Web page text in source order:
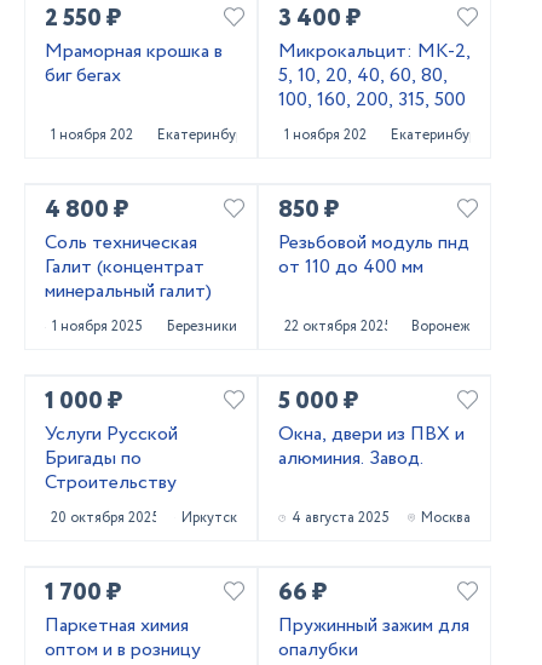
2 550 ₽
Мраморная крошка в
биг бегах
1 ноября 2025 Екатеринбург
3 400 ₽
Микрокальцит: МК-2,
5, 10, 20, 40, 60, 80,
100, 160, 200, 315, 500
1 ноября 2025 Екатеринбург
4 800 ₽
Соль техническая
Галит (концентрат
минеральный галит)
1 ноября 2025 Березники
850 ₽
Резьбовой модуль пнд
от 110 до 400 мм
22 октября 2025 Воронеж
1 000 ₽
Услуги Русской
Бригады по
Строительству
20 октября 2025 Иркутск
5 000 ₽
Окна, двери из ПВХ и
алюминия. Завод.
4 августа 2025 Москва
1 700 ₽
Паркетная химия
оптом и в розницу
66 ₽
Пружинный зажим для
опалубки